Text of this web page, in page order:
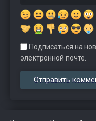
Подписаться на
электронной почте.